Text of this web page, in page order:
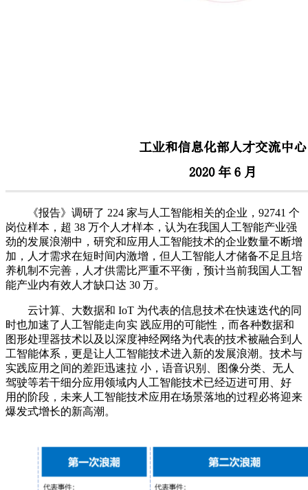
《报告》调研了 224 家与人工智能相关的企业，92741 个
岗位样本，超 38 万个人才样本，认为在我国人工智能产业强
劲的发展浪潮中，研究和应用人工智能技术的企业数量不断增
加，人才需求在短时间内激增，但人工智能人才储备不足且培
养机制不完善，人才供需比严重不平衡，预计当前我国人工智
能产业内有效人才缺口达 30 万。
云计算、大数据和 IoT 为代表的信息技术在快速迭代的同
时也加速了人工智能走向实 践应用的可能性，而各种数据和
图形处理器技术以及以深度神经网络为代表的技术被融合到人
工智能体系，更是让人工智能技术进入新的发展浪潮。技术与
实践应用之间的差距迅速拉 小，语音识别、图像分类、无人
驾驶等若干细分应用领域内人工智能技术已经迈进可用、好
用的阶段，未来人工智能技术应用在场景落地的过程必将迎来
爆发式增长的新高潮。